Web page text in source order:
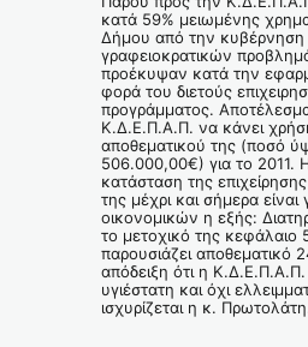
κατά 59% μειωμένης
Δήμου από την κυβέρνηση
γραφειοκρατικών
προέκυψαν κατά την
φορά του διετούς
προγράμματος.
Κ.Δ.Ε.Π.Α.Π. να κάνει
αποθεματικού της (ποσό
506.000,00€) για το 2011.
κατάσταση της
της μέχρι και σήμερα
οικονομικών η εξής:
το μετοχικό της κεφάλαιο
παρουσιάζει αποθεματικό
απόδειξη ότι η Κ.Δ.Ε.Π.Α.Π.
υγιέστατη και όχι
ισχυρίζεται η κ.